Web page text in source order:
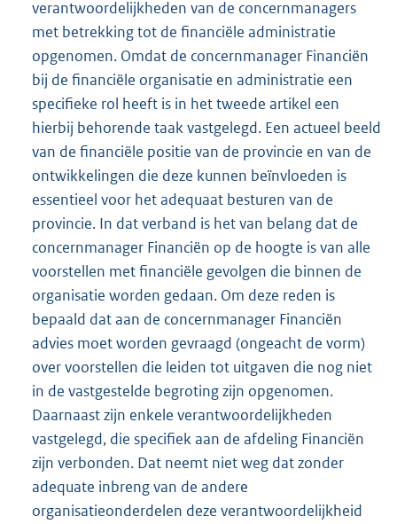
verantwoordelijkheden van de concernmanagers
met betrekking tot de financiële administratie
opgenomen. Omdat de concernmanager Financiën
bij de financiële organisatie en administratie een
specifieke rol heeft is in het tweede artikel een
hierbij behorende taak vastgelegd. Een actueel beeld
van de financiële positie van de provincie en van de
ontwikkelingen die deze kunnen beïnvloeden is
essentieel voor het adequaat besturen van de
provincie. In dat verband is het van belang dat de
concernmanager Financiën op de hoogte is van alle
voorstellen met financiële gevolgen die binnen de
organisatie worden gedaan. Om deze reden is
bepaald dat aan de concernmanager Financiën
advies moet worden gevraagd (ongeacht de vorm)
over voorstellen die leiden tot uitgaven die nog niet
in de vastgestelde begroting zijn opgenomen.
Daarnaast zijn enkele verantwoordelijkheden
vastgelegd, die specifiek aan de afdeling Financiën
zijn verbonden. Dat neemt niet weg dat zonder
adequate inbreng van de andere
organisatieonderdelen deze verantwoordelijkheid